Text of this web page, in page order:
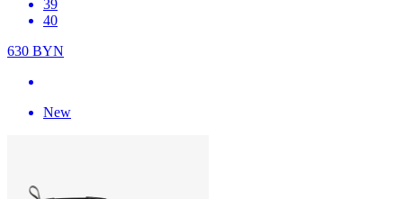
39
40
630 BYN
New